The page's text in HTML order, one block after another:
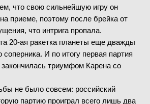
что свою сильнейшую игру он
приеме, поэтому после брейка от
что интрига пропала.
20-ая ракетка планеты еще дважды
соперника. И по итогу первая партия
триумфом Карена со
не было совсем: российский
партию проиграл всего лишь два